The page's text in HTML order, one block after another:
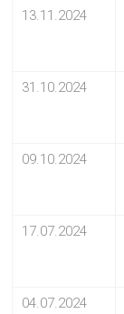
13.11.2024
31.10.2024
09.10.2024
17.07.2024
04.07.2024